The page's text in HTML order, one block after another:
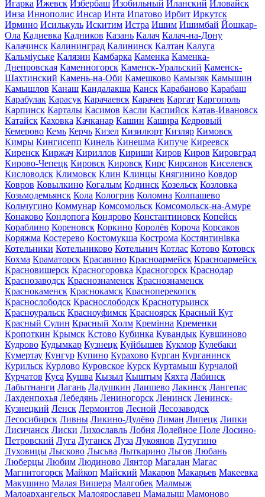
Игарка Ижевск Избербаш Изобильный Иланский Иловайск
Инза Иннополис Инсар Инта Ипатово Ирбит Иркутск
Ирмино Исилькуль Искитим Истра Ишим Ишимбай Йошкар-
Ола Кадиевка Кадников Казань Калач Калач-на-Дону
Калачинск Калининград Калининск Калтан Калуга
Кальміуське Калязин Камбарка Каменка Каменка-
Днепровская Каменногорск Каменск-Уральский Каменск-
Шахтинский Камень-на-Оби Камешково Камызяк Камышин
Камышлов Канаш Кандалакша Канск Карабаново Карабаш
Карабулак Карасук Карачаевск Карачев Каргат Каргополь
Карпинск Карталы Касимов Касли Каспийск Катав-Ивановск
Катайск Каховка Качканар Кашин Кашира Кедровый
Кемерово Кемь Керчь Кизел Кизилюрт Кизляр Кимовск
Кимры Кингисепп Кинель Кинешма Кипуче Киреевск
Киренск Киржач Кириллов Кириши Киров Киров Кировград
Кирово-Чепецк Кировск Кировск Кирс Кирсанов Киселевск
Кисловодск Климовск Клин Клинцы Княгинино Ковдор
Ковров Ковылкино Когалым Кодинск Козельск Козловка
Козьмодемьянск Кола Кологрив Коломна Колпашево
Кольчугино Коммунар Комсомольск Комсомольск-на-Амуре
Конаково Кондопога Кондрово Константиновск Копейск
Кораблино Кореновск Коркино Королёв Короча Корсаков
Коряжма Костерево Костомукша Кострома Костянтинівка
Котельники Котельниково Котельнич Котлас Котово Котовск
Кохма Краматорск Красавино Красноармейск Красноармейск
Красновишерск Красногоровка Красногорск Краснодар
Краснозаводск Краснознаменск Краснознаменск
Краснокаменск Краснокамск Красноперекопск
Краснослободск Краснослободск Краснотурьинск
Красноуральск Красноуфимск Красноярск Красный Кут
Красный Сулин Красный Холм Кремінна Кременки
Кропоткин Крымск Кстово Кубинка Кувандык Кувшиново
Кудрово Кудымкар Кузнецк Куйбышев Кукмор Кулебаки
Кумертау Кунгур Купино Курахово Курган Курганинск
Курильск Курлово Куровское Курск Куртамыш Курчалой
Курчатов Куса Кушва Кызыл Кыштым Кяхта Лабинск
Лабытнанги Лагань Ладушкин Лаишево Лакинск Лангепас
Лахденпохья Лебедянь Лениногорск Ленинск Ленинск-
Кузнецкий Ленск Лермонтов Лесной Лесозаводск
Лесосибирск Ливны Ликино-Дулёво Лиман Липецк Липки
Лисичанск Лиски Лихославль Лобня Лодейное Поле Лосино-
Петровский Луга Луганск Луза Лукоянов Лутугино
Луховицы Лысково Лысьва Лыткарино Льгов Любань
Люберцы Любим Людиново Лянтор Магадан Магас
Магнитогорск Майкоп Майский Макаров Макарьев Макеевка
Макушино Малая Вишера Малгобек Малмыж
Малоархангельск Малоярославец Мамадыш Мамоново